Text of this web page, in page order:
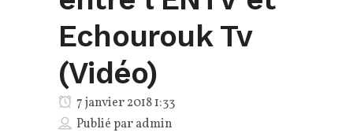
Echourouk Tv
(Vidéo)
7 janvier 2018 1:33
Publié paradmin